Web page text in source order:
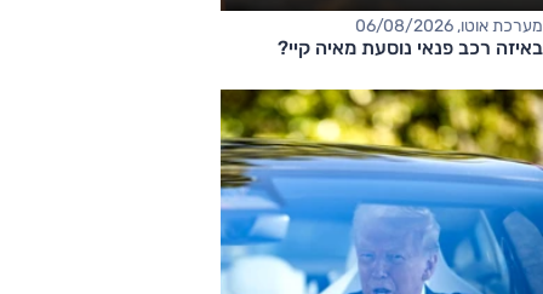
מערכת אוטו, 06/08/2026
באיזה רכב פנאי נוסעת מאיה קיי?